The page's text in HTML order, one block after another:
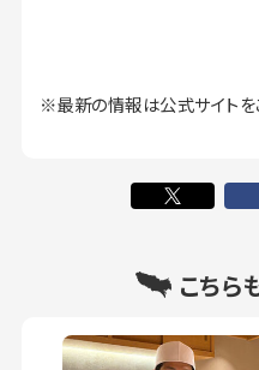
※最新の情報は公式サイトを
こちら